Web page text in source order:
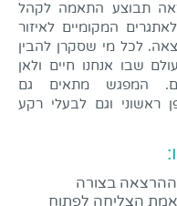
תבוצע התאמה לקהל
המקומיים לאיזור
לכל מי שסקרן להבין
שבו אנחנו חיים ולאן
המפגש מתאים גם
ראשוני וגם לבעלי רקע
בצורה
הצליחה לפתוח